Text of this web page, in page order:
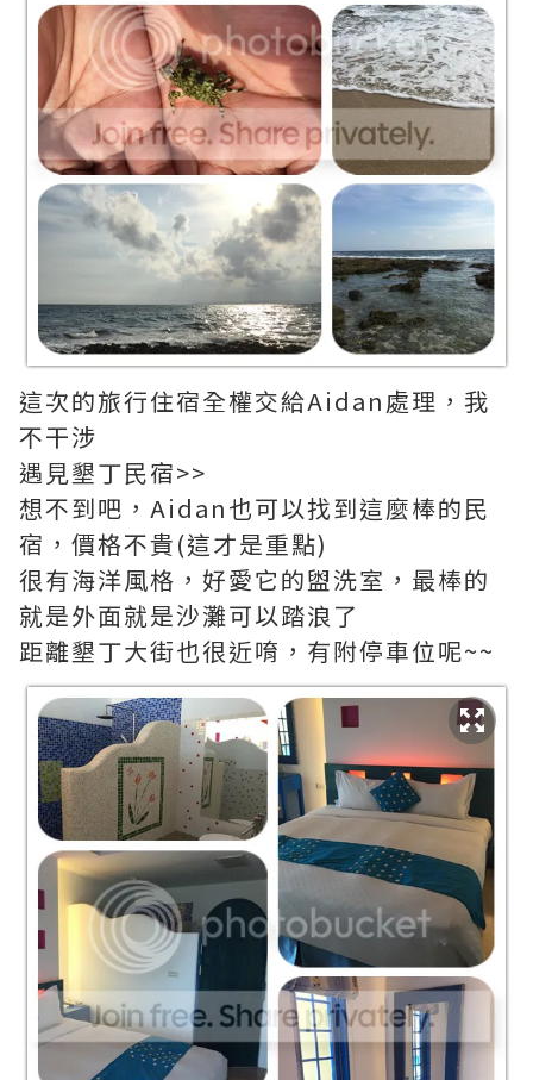
這次的旅行住宿全權交給Aidan處理，我
不干涉
遇見墾丁民宿>>
想不到吧，Aidan也可以找到這麼棒的民
宿，價格不貴(這才是重點)
很有海洋風格，好愛它的盥洗室，最棒的
就是外面就是沙灘可以踏浪了
距離墾丁大街也很近唷，有附停車位呢~~